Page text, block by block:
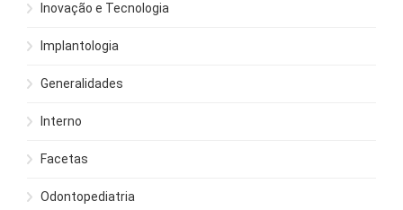
Inovação e Tecnologia
Implantologia
Generalidades
Interno
Facetas
Odontopediatria